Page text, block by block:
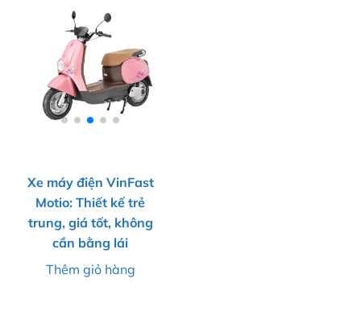
Xe máy điện VinFast
Motio: Thiết kế trẻ
trung, giá tốt, không
cần bằng lái
Thêm giỏ hàng